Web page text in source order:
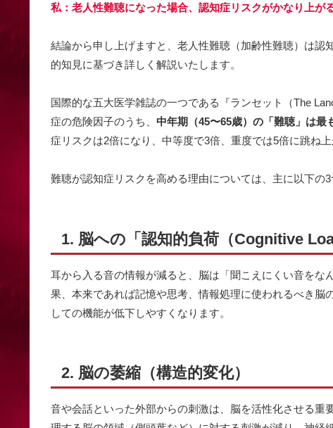
私：老人性難聴になった場合、認知症リスクがかなり上が
結論から申し上げますと、老人性難聴（加齢性難聴）は認
的知見に基づき詳しく解説いたします。
国際的な五大医学雑誌の一つである『ランセット（The
症の危険因子のうち、 中年期（45〜65歳）の「難聴」は最
症リスクは2倍になり、中等度で3倍、重度では5倍に跳ね上
難聴が認知症リスクを高める理由については、主に以下の
1. 脳への「認知的負荷（Cognitive
耳から入る音の情報が減ると、脳は「聞こえにくい音を
果、本来であれば記憶や思考、情報処理に使われるべき
しての機能が低下しやすくなります。
2. 脳の萎縮（構造的変化）
音や会話といった外部からの刺激は、脳を活性化させる